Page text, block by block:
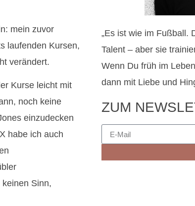
mein zuvor
laufenden Kursen,
verändert.
Kurse leicht mit
noch keine
einzudecken
habe ich auch
Sinn,
„Es ist wie im Fußball.
Talent – aber sie
Wenn Du früh im
dann mit Liebe und
ZUM